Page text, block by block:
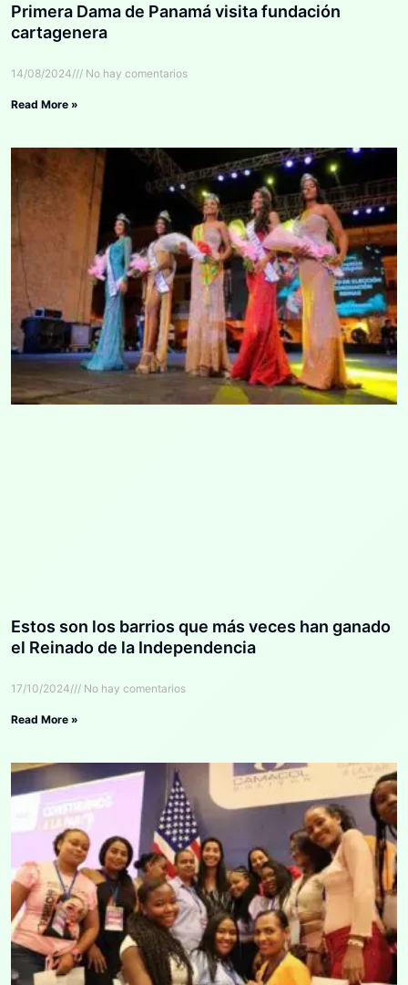
Primera Dama de Panamá visita fundación
cartagenera
14/08/2024 No hay comentarios
Read More »
Estos son los barrios que más veces han ganado
el Reinado de la Independencia
17/10/2024 No hay comentarios
Read More »